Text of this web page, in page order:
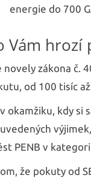
energie do 700
Vám
novely zákona č.
od 100 tisíc
okamžiku, kdy
PENB v
že pokuty od